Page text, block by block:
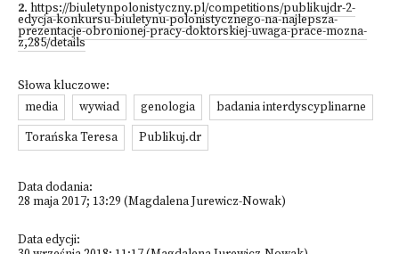
2. https://biuletynpolonistyczny.pl/competitions/publikujdr-2-
edycja-konkursu-biuletynu-polonistycznego-na-najlepsza-
prezentacje-obronionej-pracy-doktorskiej-uwaga-prace-mozna-
z,285/details
Słowa kluczowe:
media
wywiad genologia
badania interdyscyplinarne
Torańska Teresa
Publikuj.dr
Data dodania:
28 maja 2017; 13:29 (Magdalena Jurewicz-Nowak)
Data edycji: